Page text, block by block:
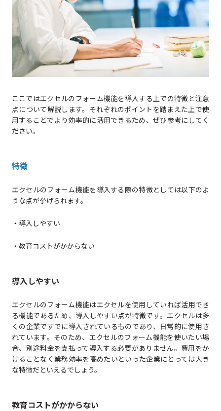
ここではエクセルのフォーム機能を導入する上での特徴と注意
点について解説します。それぞれのポイントを踏まえた上で使
用することでより効率的に活用できるため、ぜひ参考にしてく
ださい。
特徴
エクセルのフォーム機能を導入する際の特徴としては以下のよ
うな点が挙げられます。
・導入しやすい
・教育コストがかからない
導入しやすい
エクセルのフォーム機能はエクセルを使用していれば活用でき
る機能であるため、導入しやすい点が特徴です。エクセルは多
くの企業ですでに導入されているものであり、日常的に使用さ
れています。そのため、エクセルのフォーム機能を使いたい場
合、別途料金を支払って導入する必要がありません。費用をか
けることなく業務効率を高めたいといった企業にとっては大き
な特徴だといえるでしょう。
教育コストがかからない